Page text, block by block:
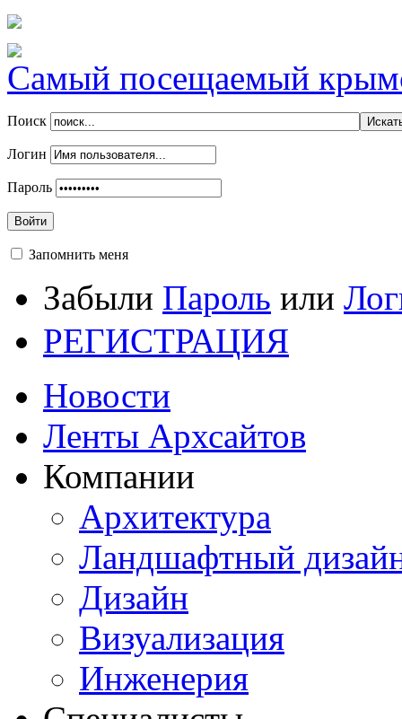
Самый посещаемый
Поиск
Логин
Пароль
Войти
Запомнить меня
Забыли Пароль или
РЕГИСТРАЦИЯ
Новости
Ленты Архсайтов
Компании
Архитектура
Ландшафтный
Дизайн
Визуализация
Инженерия